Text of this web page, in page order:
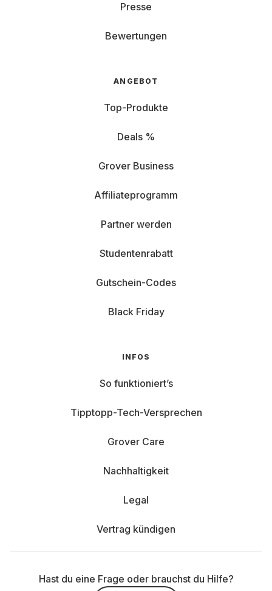
Presse
Bewertungen
ANGEBOT
Top-Produkte
Deals %
Grover Business
Affiliateprogramm
Partner werden
Studentenrabatt
Gutschein-Codes
Black Friday
INFOS
So funktioniert’s
Tipptopp-Tech-Versprechen
Grover Care
Nachhaltigkeit
Legal
Vertrag kündigen
Hast du eine Frage oder brauchst du Hilfe?